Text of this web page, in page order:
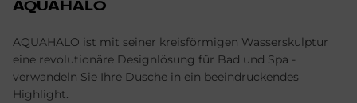
AQUA­HALO
AQUAHALO ist mit seiner kreisförmigen Wasserskulptur
eine revolutionäre Designlösung für Bad und Spa -
verwandeln Sie Ihre Dusche in ein beeindruckendes
Highlight.